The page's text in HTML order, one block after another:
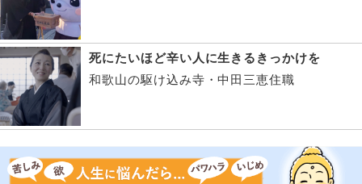
死にたいほど辛い人に生きるきっかけを
和歌山の駆け込み寺・中田三恵住職